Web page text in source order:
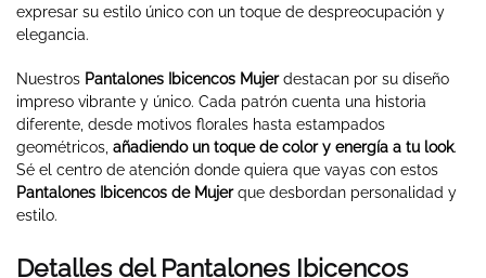
expresar su estilo único con un toque de despreocupación y
elegancia.
Nuestros Pantalones Ibicencos Mujerdestacan por su diseño
impreso vibrante y único. Cada patrón cuenta una historia
diferente, desde motivos florales hasta estampados
geométricos, añadiendo un toque de color y energía a tu look.
Sé el centro de atención donde quiera que vayas con estos
Pantalones Ibicencos de Mujerque desbordan personalidad y
estilo.
Detalles del Pantalones Ibicencos